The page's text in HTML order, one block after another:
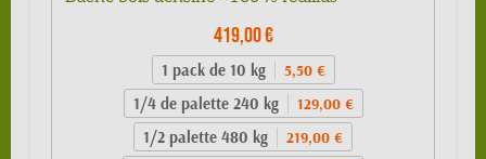
419,00 €
1 pack de 10 kg 5,50 €
1/4 de palette 240 kg 129,00 €
1/2 palette 480 kg 219,00 €